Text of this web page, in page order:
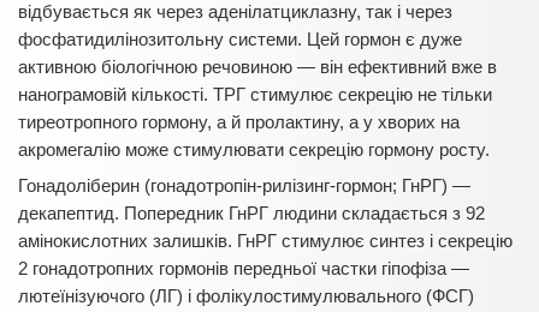
відбувається як через аденілатциклазну, так і через
фосфатидилінозитольну системи. Цей гормон є дуже
активною біологічною речовиною — він ефективний вже в
нанограмовій кількості. ТРГ стимулює секрецію не тільки
тиреотропного гормону, а й пролактину, а у хворих на
акромегалію може стимулювати секрецію гормону росту.
Гонадоліберин (гонадотропін-рилізинг-гормон; ГнРГ) —
декапептид. Попередник ГнРГ людини складається з 92
амінокислотних залишків. ГнРГ стимулює синтез і секрецію
2 гонадотропних гормонів передньої частки гіпофіза —
лютеїнізуючого (ЛГ) і фолікулостимулювального (ФСГ)